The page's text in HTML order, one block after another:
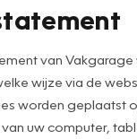
van
wijze via de
worden geplaatst
uw computer,